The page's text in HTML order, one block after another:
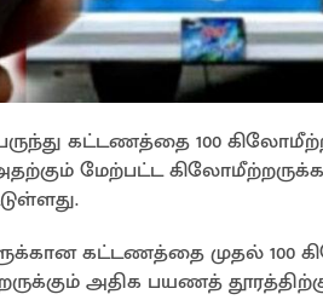
கட்டணத்தை 100
மேற்பட்ட
கட்டணத்தை முதல் 100
அதிக பயணத்